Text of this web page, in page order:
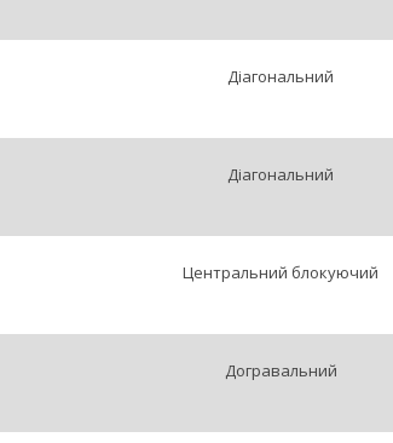
Діагональний
Діагональний
Центральний блокуючий
Догравальний